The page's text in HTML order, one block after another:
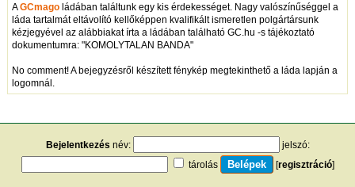
AGCmagoládában találtunk egy kis érdekességet. Nagy valószínűséggel a
láda tartalmát eltávolító kellőképpen kvalifikált ismeretlen polgártársunk
kézjegyével az alábbiakat írta a ládában található GC.hu -s tájékoztató
dokumentumra: "KOMOLYTALAN BANDA"
No comment! A bejegyzésről készített fénykép megtekinthető a láda lapján a
logomnál.
Bejelentkezés név:
jelszó:
tárolás
[regisztráció]